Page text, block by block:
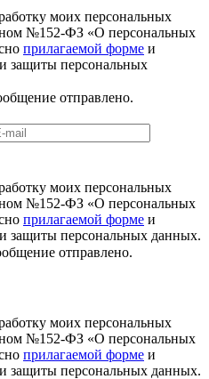
моих персональных
№152-ФЗ «О персональных
прилагаемой форме и
защиты персональных
отправлено.
моих персональных
№152-ФЗ «О персональных
прилагаемой форме и
защиты персональных данных.
отправлено.
моих персональных
№152-ФЗ «О персональных
прилагаемой форме и
защиты персональных данных.